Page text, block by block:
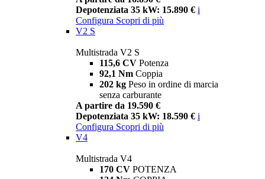
Depotenziata 35 kW: 15.890 € i
Configura Scopri di più
V2 S
Multistrada V2 S
115,6 CV Potenza
92,1 Nm Coppia
202 kg Peso in ordine di marcia
senza carburante
A partire da 19.590 €
Depotenziata 35 kW: 18.590 € i
Configura Scopri di più
V4
Multistrada V4
170 CV POTENZA